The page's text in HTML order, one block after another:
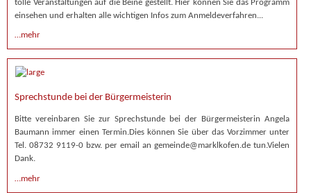
tolle Veranstaltungen auf die Beine gestellt. Hier können Sie das Programm
einsehen und erhalten alle wichtigen Infos zum Anmeldeverfahren...
…mehr
Sprechstunde bei der Bürgermeisterin
Bitte vereinbaren Sie zur Sprechstunde bei der Bürgermeisterin Angela
Baumann immer einen Termin.Dies können Sie über das Vorzimmer unter
Tel. 08732 9119-0 bzw. per email an gemeinde@marklkofen.de tun.Vielen
Dank.
…mehr